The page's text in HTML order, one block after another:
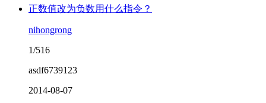
正数值改为负数用什么指令？
nihongrong
1/516
asdf6739123
2014-08-07